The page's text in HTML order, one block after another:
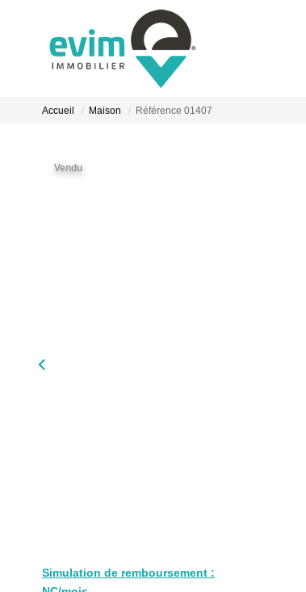
Accueil Maison Référence 01407
Vendu
Simulation de remboursement :